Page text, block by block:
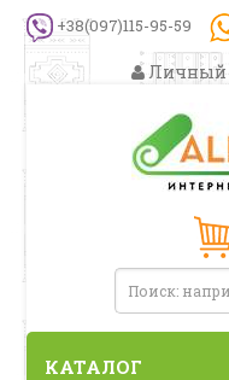
+38(097)115-95-59
Личный
КАТАЛОГ